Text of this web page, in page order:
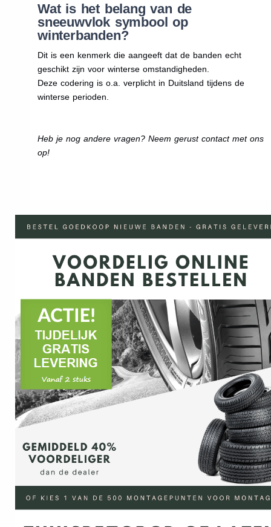
Wat is het belang van de
sneeuwvlok symbool op
winterbanden?
Dit is een kenmerk die aangeeft dat de banden echt
geschikt zijn voor winterse omstandigheden.
Deze codering is o.a. verplicht in Duitsland tijdens de
winterse perioden.
Heb je nog andere vragen? Neem gerust contact met ons
op!